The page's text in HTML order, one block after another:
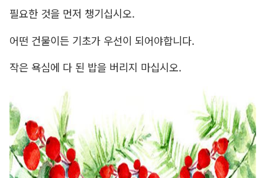
필요한 것을 먼저 챙기십시오.
어떤 건물이든 기초가 우선이 되어야합니다.
작은 욕심에 다 된 밥을 버리지 마십시오.